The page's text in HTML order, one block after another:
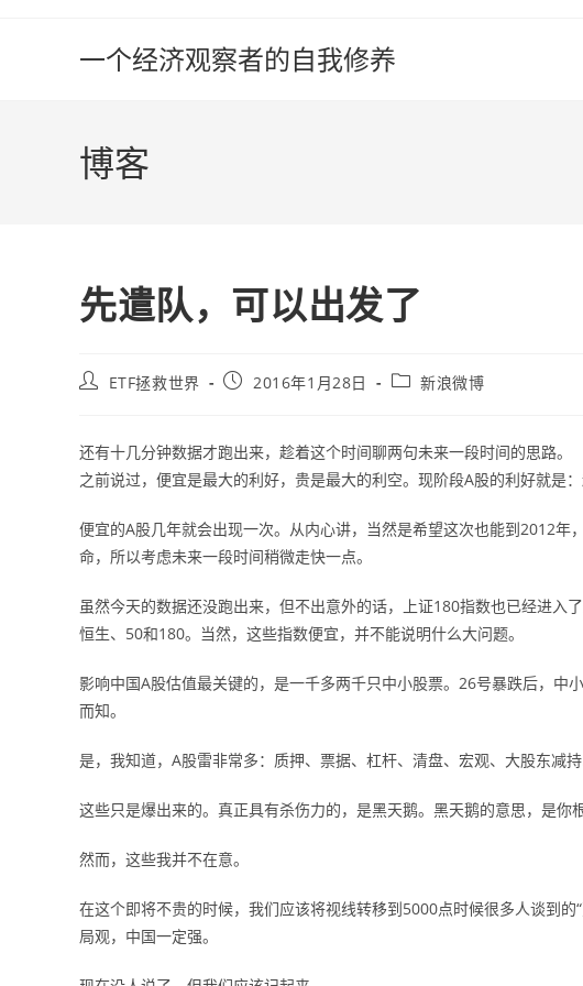
一个经济观察者的自我修养
博客
先遣队，可以出发了
PostETF拯救世界
Post2016年1月28日
Post新浪微博
还有十几分钟数据才跑出来，趁着这个时间聊两句未来一段时间的思路。
之前说过，便宜是最大的利好，贵是最大的利空。现阶段A股的利好就是：
便宜的A股几年就会出现一次。从内心讲，当然是希望这次也能到2012
命，所以考虑未来一段时间稍微走快一点。
虽然今天的数据还没跑出来，但不出意外的话，上证180指数也已经进入
恒生、50和180。当然，这些指数便宜，并不能说明什么大问题。
影响中国A股估值最关键的，是一千多两千只中小股票。26号暴跌后，中
而知。
是，我知道，A股雷非常多：质押、票据、杠杆、清盘、宏观、大股东减
这些只是爆出来的。真正具有杀伤力的，是黑天鹅。黑天鹅的意思，是你
然而，这些我并不在意。
在这个即将不贵的时候，我们应该将视线转移到5000点时候很多人谈到
局观，中国一定强。